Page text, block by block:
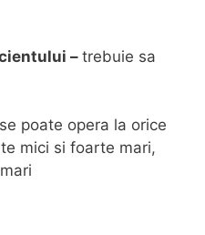
– trebuie sa
se poate opera la orice
mici si foarte mari,